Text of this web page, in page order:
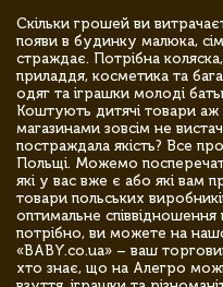
Скільки грошей ви
появи в будинку малюка,
страждає. Потрібна
приладдя, косметика та
одяг та іграшки молоді
Коштують дитячі товари
магазинами зовсім не
постраждала якість? Все
Польщі. Можемо
які у вас вже є або які вам
товари польських
оптимальне співвідношення
потрібно, ви можете на
«BABY.co.ua» – ваш
хто знає, що на Алегро